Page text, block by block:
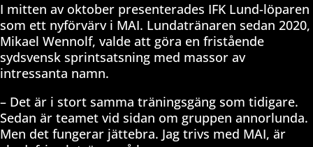
I mitten av oktober presenterades IFK Lund-löparen
som ett nyförvärv i MAI. Lundatränaren sedan 2020,
Mikael Wennolf, valde att göra en fristående
sydsvensk sprintsatsning med massor av
intressanta namn.
– Det är i stort samma träningsgäng som tidigare.
Sedan är teamet vid sidan om gruppen annorlunda.
Men det fungerar jättebra. Jag trivs med MAI, är